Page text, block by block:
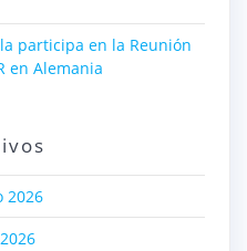
participa en la Reunión
en Alemania
2026